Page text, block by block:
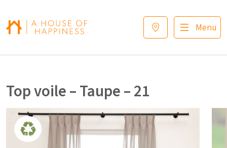
Menu
Top voile – Taupe – 21